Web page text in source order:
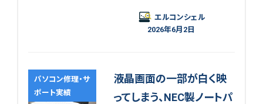
エルコンシェル
2026年6月2日
パソコン修理・サ
ポート実績
液晶画面の一部が白く映
ってしまう、NEC製ノートパ